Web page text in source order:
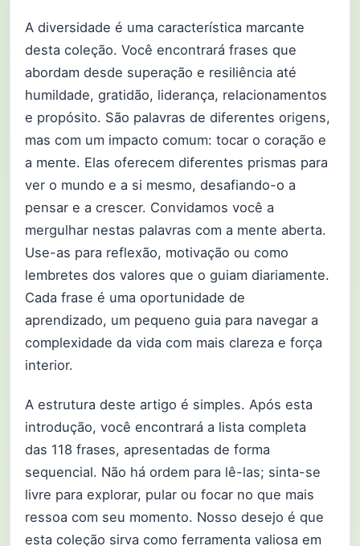
A diversidade é uma característica marcante
desta coleção. Você encontrará frases que
abordam desde superação e resiliência até
humildade, gratidão, liderança, relacionamentos
e propósito. São palavras de diferentes origens,
mas com um impacto comum: tocar o coração e
a mente. Elas oferecem diferentes prismas para
ver o mundo e a si mesmo, desafiando-o a
pensar e a crescer. Convidamos você a
mergulhar nestas palavras com a mente aberta.
Use-as para reflexão, motivação ou como
lembretes dos valores que o guiam diariamente.
Cada frase é uma oportunidade de
aprendizado, um pequeno guia para navegar a
complexidade da vida com mais clareza e força
interior.
A estrutura deste artigo é simples. Após esta
introdução, você encontrará a lista completa
das 118 frases, apresentadas de forma
sequencial. Não há ordem para lê-las; sinta-se
livre para explorar, pular ou focar no que mais
ressoa com seu momento. Nosso desejo é que
esta coleção sirva como ferramenta valiosa em